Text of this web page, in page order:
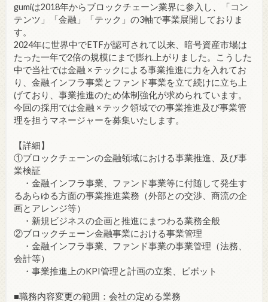
gumiは2018年からブロックチェーン業界に参入し、「コン
テンツ」「金融」「テック」の3軸で事業展開しておりま
す。
2024年に世界中でETFが認可されて以来、暗号資産市場は
たった一年で2倍の規模にまで膨れ上がりました。こうした
中で当社では金融 × テックによる事業推進に力を入れてお
り、金融インフラ事業とファンド事業を立て続けに立ち上
げており、事業推進のため体制強化が求められています。
今回の採用では金融 × テック領域での事業推進及び事業管
理を担うマネージャーを募集いたします。
【詳細】
①ブロックチェーンの金融領域における事業推進、及び事
業検証
・金融インフラ事業、ファンド事業等に付随して発生す
るあらゆる方面の事業推進業務（外部との交渉、商流の企
画とアレンジ等）
・新規ビジネスの企画と推進にまつわる業務全般
②ブロックチェーン金融事業における事業管理
・金融インフラ事業、ファンド事業の事業管理（法務、
会計等）
・事業推進上のKPI管理と計画の立案、ピボット
■職務内容変更の範囲：会社の定める業務